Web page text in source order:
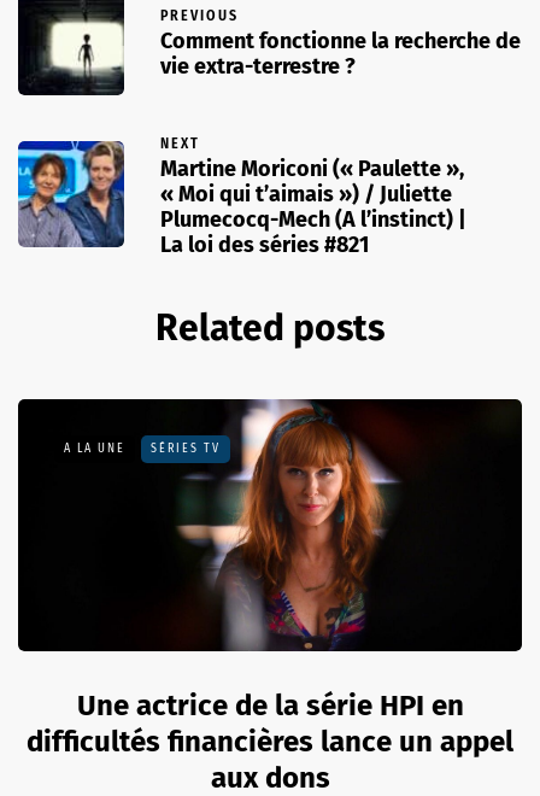
PREVIOUS
Comment fonctionne la recherche de
vie extra-terrestre ?
NEXT
Martine Moriconi (« Paulette »,
« Moi qui t’aimais ») / Juliette
Plumecocq-Mech (A l’instinct) |
La loi des séries #821
Related posts
A LA UNE SÉRIES TV
Une actrice de la série HPI en
difficultés financières lance un appel
aux dons